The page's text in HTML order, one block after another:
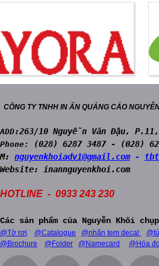
CÔNG TY TNHH IN ẤN QUẢNG CÁO
ADD:263/10 Nguyễn Văn Đậu, P.11,
Phone:
(028) 6287 3487 - (028)
M:
nguyenkhoiadv1@gmail.com-
Website:
inannguyenkhoi.com
HOTLINE - 0933 243 230
Các sản phẩm của Nguyễn Khôi
@Tờ rơi @Catalogue @nhãn tem decal
@Brochure
@Folder @Namecard @Hóa